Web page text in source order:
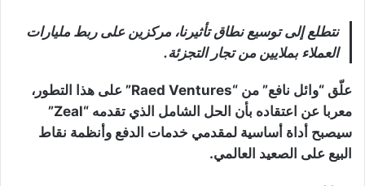
نتطلع إلى توسيع نطاق تأثيرنا، مركزين على ربط مليارات
العملاء بملايين من تجار التجزئة.
علّق “وائل نافع” من “Raed Ventures” على هذا التطور،
معربا عن اعتقاده بأن الحل الشامل الذي تقدمه “Zeal”
سيصبح أداة أساسية لمقدمي خدمات الدفع وأنظمة نقاط
البيع على الصعيد العالمي.